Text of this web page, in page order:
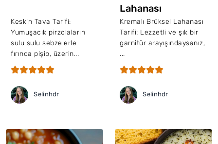
Keskin Tava Tarifi:
Yumuşacık pirzolaların
sulu sulu sebzelerle
fırında pişip, üzerin...
Selinhdr
Lahanası
Kremalı Brüksel Lahanası
Tarifi: Lezzetli ve şık bir
garnitür arayışındaysanız,
...
Selinhdr